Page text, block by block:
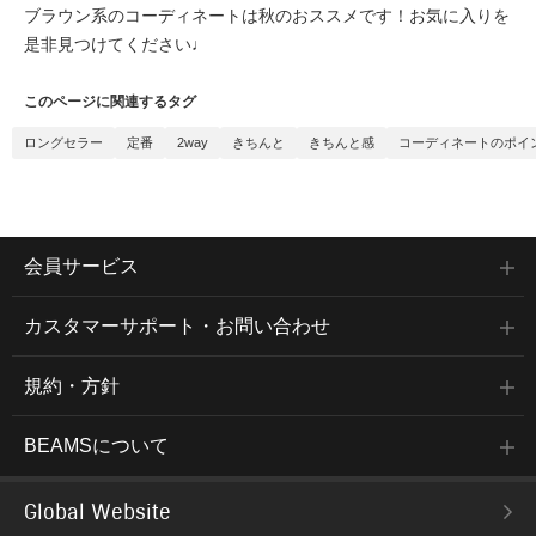
ブラウン系のコーディネートは秋のおススメです！お気に入りを
是非見つけてください♩
このページに関連するタグ
ロングセラー 定番 2way きちんと きちんと感 コーディネートのポイ
会員サービス
カスタマーサポート・お問い合わせ
規約・方針
BEAMSについて
Global Website